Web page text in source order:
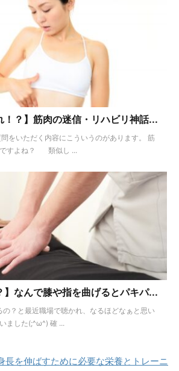
！？】筋肉の迷信・リハビリ神話...
をいただく内容にこういうのがあります。 筋
ですよね？ 類似し ...
】なんで膝や指を曲げるとパキパ...
の？と最近職場で聴かれ、なるほどなぁと思い
ました(;^ω^) 確 ...
長を伸ばすために必要な栄養とトレーニ